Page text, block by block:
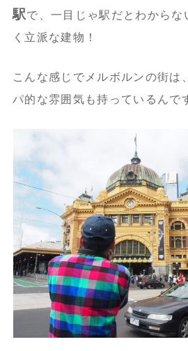
駅で、一目じゃ駅だとわからな
く立派な建物！
こんな感じでメルボルンの街は
パ的な雰囲気も持っているんで